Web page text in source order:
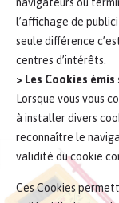
l’affichage de
seule différence
centres d’intérêts.
> Les Cookies émis
Lorsque vous vous
à installer divers
reconnaître le
validité du cookie
Ces Cookies